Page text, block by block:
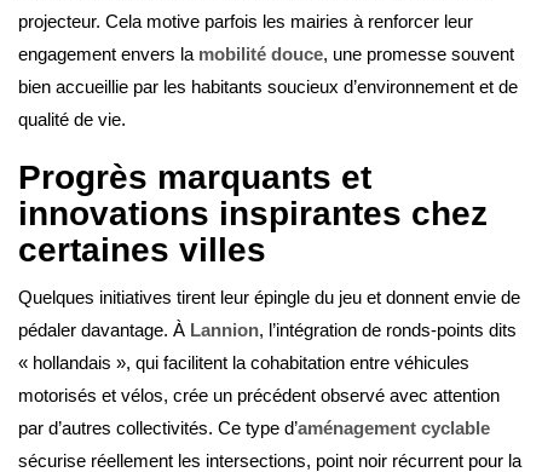
projecteur. Cela motive parfois les mairies à renforcer leur
engagement envers la mobilité douce, une promesse souvent
bien accueillie par les habitants soucieux d’environnement et de
qualité de vie.
Progrès marquants et
innovations inspirantes chez
certaines villes
Quelques initiatives tirent leur épingle du jeu et donnent envie de
pédaler davantage. À Lannion, l’intégration de ronds-points dits
« hollandais », qui facilitent la cohabitation entre véhicules
motorisés et vélos, crée un précédent observé avec attention
par d’autres collectivités. Ce type d’aménagement cyclable
sécurise réellement les intersections, point noir récurrent pour la